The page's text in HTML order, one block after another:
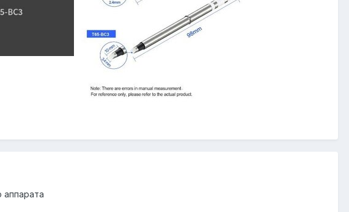
аппарата